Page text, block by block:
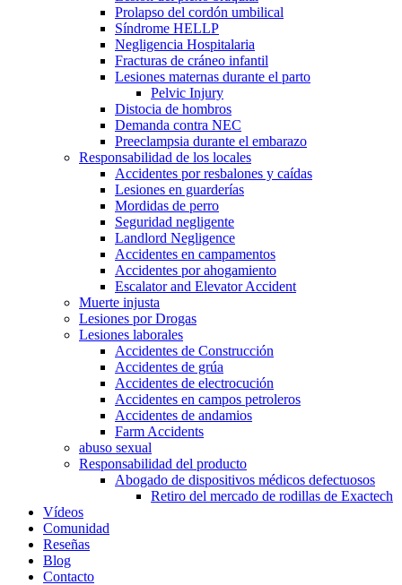
Prolapso del cordón umbilical
Síndrome HELLP
Negligencia Hospitalaria
Fracturas de cráneo infantil
Lesiones maternas durante el parto
Pelvic Injury
Distocia de hombros
Demanda contra NEC
Preeclampsia durante el embarazo
Responsabilidad de los locales
Accidentes por resbalones y caídas
Lesiones en guarderías
Mordidas de perro
Seguridad negligente
Landlord Negligence
Accidentes en campamentos
Accidentes por ahogamiento
Escalator and Elevator Accident
Muerte injusta
Lesiones por Drogas
Lesiones laborales
Accidentes de Construcción
Accidentes de grúa
Accidentes de electrocución
Accidentes en campos petroleros
Accidentes de andamios
Farm Accidents
abuso sexual
Responsabilidad del producto
Abogado de dispositivos médicos defectuosos
Retiro del mercado de rodillas de Exactech
Vídeos
Comunidad
Reseñas
Blog
Contacto